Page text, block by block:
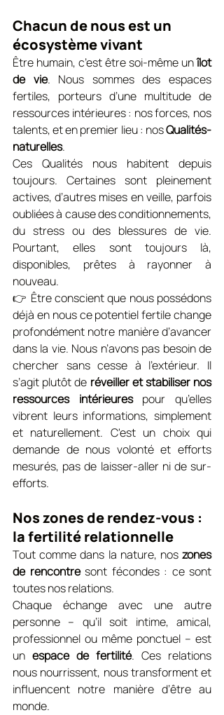
Chacun de nous est un
écosystème vivant
Être humain, c’est être soi-même un îlot
de vie. Nous sommes des espaces
fertiles, porteurs d’une multitude de
ressources intérieures : nos forces, nos
talents, et en premier lieu : nos Qualités-
naturelles.
Ces Qualités nous habitent depuis
toujours. Certaines sont pleinement
actives, d’autres mises en veille, parfois
oubliées à cause des conditionnements,
du stress ou des blessures de vie.
Pourtant, elles sont toujours là,
disponibles, prêtes à rayonner à
nouveau.
👉 Être conscient que nous possédons
déjà en nous ce potentiel fertile change
profondément notre manière d’avancer
dans la vie. Nous n’avons pas besoin de
chercher sans cesse à l’extérieur. Il
s’agit plutôt de réveiller et stabiliser nos
ressources intérieures pour qu’elles
vibrent leurs informations, simplement
et naturellement. C'est un choix qui
demande de nous volonté et efforts
mesurés, pas de laisser-aller ni de sur-
efforts.
Nos zones de rendez-vous :
la fertilité relationnelle
Tout comme dans la nature, nos zones
de rencontre sont fécondes : ce sont
toutes nos relations.
Chaque échange avec une autre
personne – qu’il soit intime, amical,
professionnel ou même ponctuel – est
un espace de fertilité. Ces relations
nous nourrissent, nous transforment et
influencent notre manière d’être au
monde.